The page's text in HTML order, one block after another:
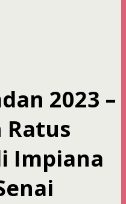
2023 –
Ratus
Impiana